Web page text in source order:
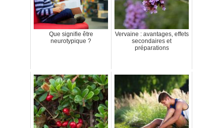
Que signifie être
neurotypique ?
Vervaine : avantages, effets
secondaires et
préparations